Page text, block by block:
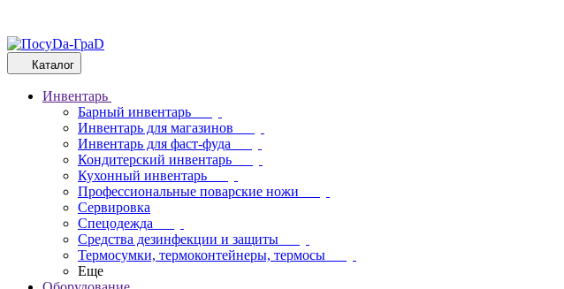
Каталог
Инвентарь
Барный инвентарь
Инвентарь для магазинов
Инвентарь для фаст-фуда
Кондитерский инвентарь
Кухонный инвентарь
Профессиональные поварские ножи
Сервировка
Спецодежда
Средства дезинфекции и защиты
Термосумки, термоконтейнеры, термосы
Еще